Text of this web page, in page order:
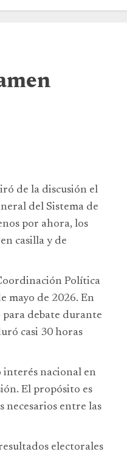
de la discusión el
del Sistema de
por ahora, los
casilla y de
Política
mayo de 2026. En
debate durante
casi 30 horas
interés nacional en
El propósito es
necesarios entre las
electorales